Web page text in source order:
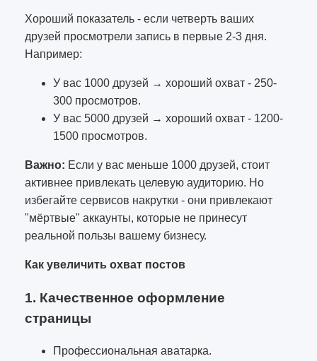
Хороший показатель - если четверть ваших
друзей просмотрели запись в первые 2-3 дня.
Например:
У вас 1000 друзей → хороший охват - 250-
300 просмотров.
У вас 5000 друзей → хороший охват - 1200-
1500 просмотров.
Важно: Если у вас меньше 1000 друзей, стоит
активнее привлекать целевую аудиторию. Но
избегайте сервисов накрутки - они привлекают
"мёртвые" аккаунты, которые не принесут
реальной пользы вашему бизнесу.
Как увеличить охват постов
1. Качественное оформление
страницы
Профессиональная аватарка.